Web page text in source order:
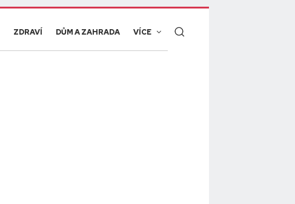
ZDRAVÍ DŮM A ZAHRADA VÍCE